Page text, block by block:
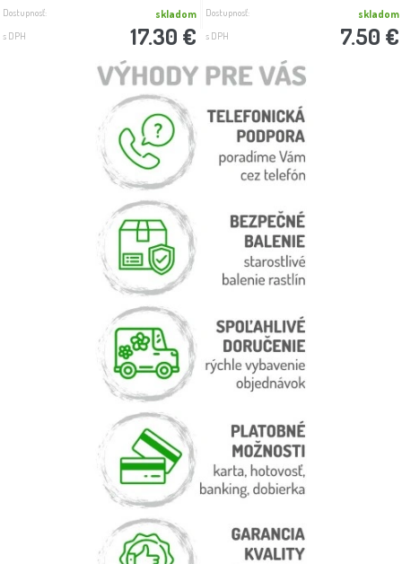
Dostupnosť: skladom
s DPH 17.30 €
Dostupnosť: skladom
s DPH 7.50 €